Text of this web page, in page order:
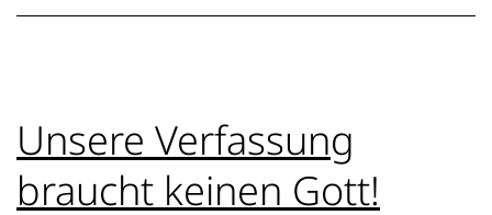
Unsere Verfassung
braucht keinen Gott!